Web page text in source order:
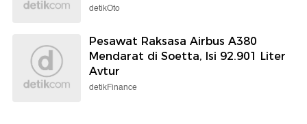
detikOto
Pesawat Raksasa Airbus A380
Mendarat di Soetta, Isi 92.901 Liter
Avtur
detikFinance